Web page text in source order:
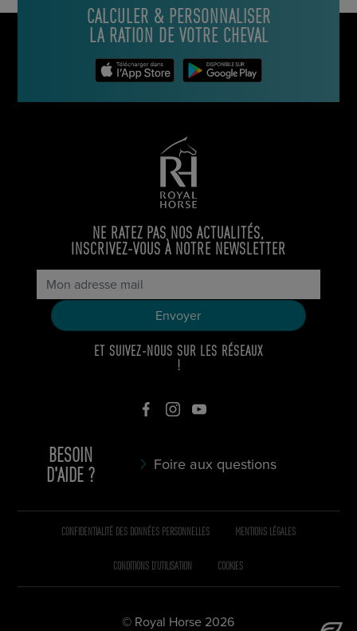
CALCULER & PERSONNALISER
LA RATION DE VOTRE CHEVAL
NE RATEZ PAS NOS ACTUALITÉS,
INSCRIVEZ-VOUS À NOTRE NEWSLETTER
ET SUIVEZ-NOUS SUR LES RÉSEAUX
!
BESOIN
D'AIDE ?
Foire aux questions
© Royal Horse 2026
CONFIDENTIALITÉ DES DONNÉES PERSONNELLES MENTIONS LÉGALES
CONDITIONS D’UTILISATION COOKIES